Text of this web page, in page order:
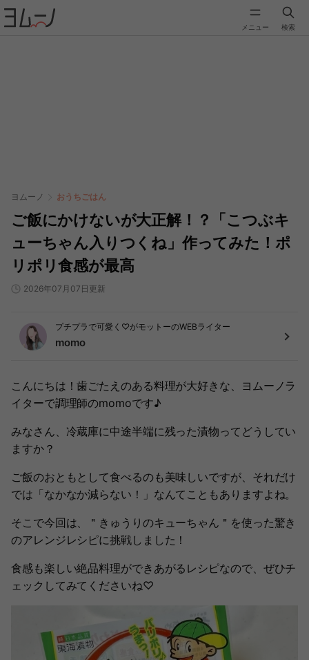
メニュー 検索
ヨムーノ おうちごはん
ご飯にかけないが大正解！？「こつぶキ
ューちゃん入りつくね」作ってみた！ポ
リポリ食感が最高
2026年07月07日更新
プチプラで可愛く♡がモットーのWEBライター
momo
こんにちは！歯ごたえのある料理が大好きな、ヨムーノラ
イターで調理師のmomoです♪
みなさん、冷蔵庫に中途半端に残った漬物ってどうしてい
ますか？
ご飯のおともとして食べるのも美味しいですが、それだけ
では「なかなか減らない！」なんてこともありますよね。
そこで今回は、＂きゅうりのキューちゃん＂を使った驚き
のアレンジレシピに挑戦しました！
食感も楽しい絶品料理ができあがるレシピなので、ぜひチ
ェックしてみてくださいね♡